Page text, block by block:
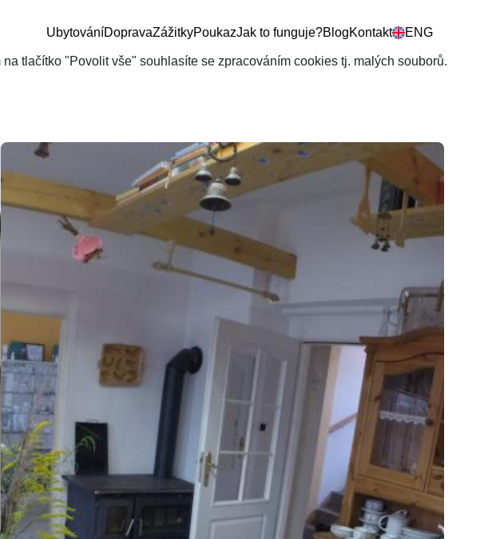
UbytováníDopravaZážitkyPoukazJak to funguje?BlogKontakt ENG
tlačítko "Povolit vše" souhlasíte se zpracováním cookies tj. malých souborů.